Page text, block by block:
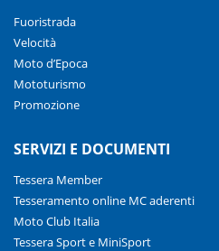
Fuoristrada
Velocità
Moto d’Epoca
Mototurismo
Promozione
SERVIZI E DOCUMENTI
Tessera Member
Tesseramento online MC aderenti
Moto Club Italia
Tessera Sport e MiniSport